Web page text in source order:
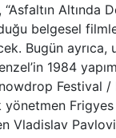
“Asfaltın Altında
belgesel
Bugün ayrıca,
1984
Festival /
yönetmen
Vladislav